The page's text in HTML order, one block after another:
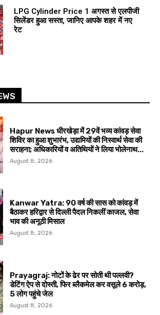
LPG Cylinder Price 1 अगस्त से एलपीजी
सिलेंडर हुआ सस्ता, जानिए आपके शहर में नए
रेट
Hapur News धीरखेड़ा में 29वें भव्य कांवड़ सेवा
शिविर का हुआ शुभारंभ, उद्यमियों की निस्वार्थ सेवा की
सराहना; अधिकारियों व अतिथियों ने लिया भोलेनाथ...
August 8, 2026
Kanwar Yatra: 90 वर्ष की सास को कांवड़ में
बैठाकर हरिद्वार से दिल्ली पैदल निकलीं काजल, सेवा
भाव की अनूठी मिसाल
August 8, 2026
Prayagraj: नोटों के ढेर पर सोती थी पल्लवी?
डेटिंग ऐप से दोस्ती, फिर ब्लैकमेल कर वसूले ₹6 करोड़,
5 लोग पहुंचे जेल
August 8, 2026